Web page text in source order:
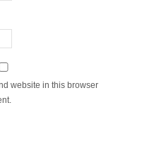
website in this browser